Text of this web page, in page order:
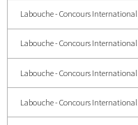
Labouche - Concours International
Labouche - Concours International
Labouche - Concours International
Labouche - Concours International